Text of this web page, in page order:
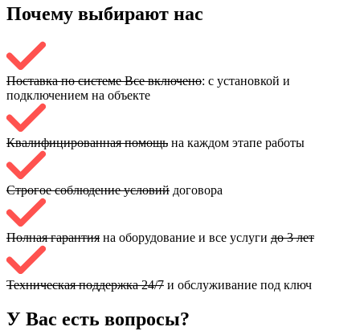
Почему выбирают нас
Поставка по системе Все включено: с установкой и
подключением на объекте
Квалифицированная помощь на каждом этапе работы
Строгое соблюдение условий договора
Полная гарантия на оборудование и все услуги до 3 лет
Техническая поддержка 24/7 и обслуживание под ключ
У Вас есть вопросы?